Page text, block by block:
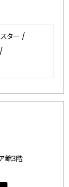
ター /
/
館3階